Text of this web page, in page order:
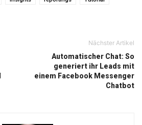
Nächster Artikel
Automatischer Chat: So
generiert ihr Leads mit
einem Facebook Messenger
Chatbot